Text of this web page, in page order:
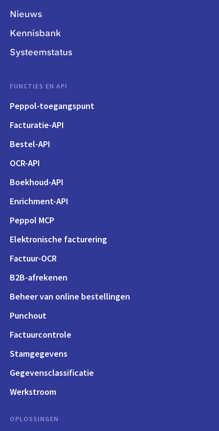
Nieuws
Kennisbank
Systeemstatus
FUNCTIES EN API
Peppol-toegangspunt
Facturatie-API
Bestel-API
OCR-API
Boekhoud-API
Enrichment-API
Peppol MCP
Elektronische facturering
Factuur-OCR
B2B-afrekenen
Beheer van online bestellingen
Punchout
Factuurcontrole
Stamgegevens
Gegevensclassificatie
Werkstroom
OPLOSSINGEN